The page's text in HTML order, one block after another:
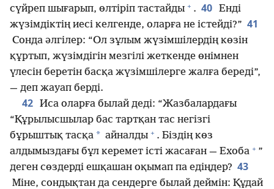
сүйреп шығарып, өлтіріп тастайды + . 40 Енді
жүзімдіктің иесі келгенде, оларға не істейді?” 41
Сонда әлгілер: “Ол зұлым жүзімшілердің көзін
құртып, жүзімдігін мезгілі жеткенде өнімнен
үлесін беретін басқа жүзімшілерге жалға береді”,
— деп жауап берді.
42 Иса оларға былай деді: “Жазбалардағы
“Құрылысшылар бас тартқан тас негізгі
бұрыштық тасқа * айналды + . Біздің көз
алдымыздағы бұл керемет істі жасаған — Ехоба + ”
деген сөздерді ешқашан оқымап па едіңдер? 43
Міне, сондықтан да сендерге былай деймін: Құдай